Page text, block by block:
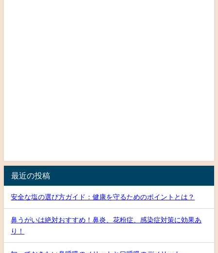
最近の投稿
安全な塩の選び方ガイド：健康を守るためのポイントとは？
鼻うがいは絶対おすすめ！鼻炎、花粉症、感染症対策に効果あ
り！